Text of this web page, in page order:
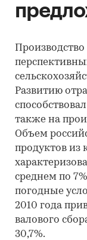
Развитию
также на
Объем
продуктов из
среднем по
погодные
2010 года
валового
30,7%.